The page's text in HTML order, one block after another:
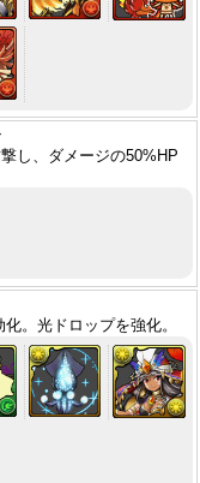
し、ダメージの50%HP
。光ドロップを強化。